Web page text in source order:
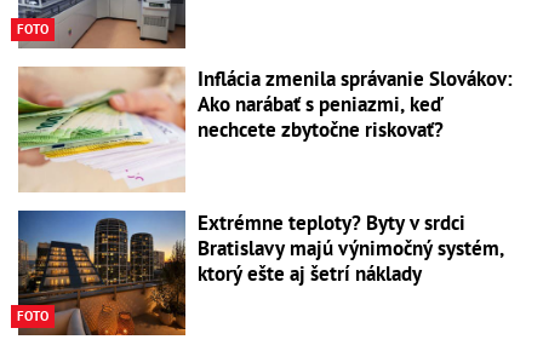
FOTO
Inflácia zmenila správanie Slovákov:
Ako narábať s peniazmi, keď
nechcete zbytočne riskovať?
FOTO
Extrémne teploty? Byty v srdci
Bratislavy majú výnimočný systém,
ktorý ešte aj šetrí náklady